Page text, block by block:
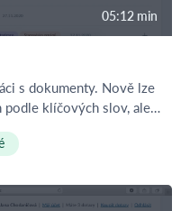
05:12 min
s dokumenty. Nově lze
klíčových slov, ale
na související